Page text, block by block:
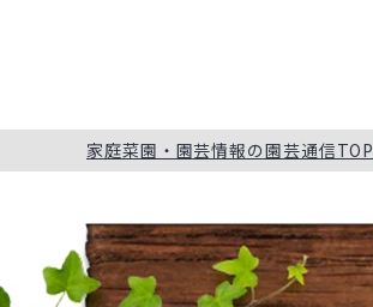
家庭菜園・園芸情報の園芸通信TOP